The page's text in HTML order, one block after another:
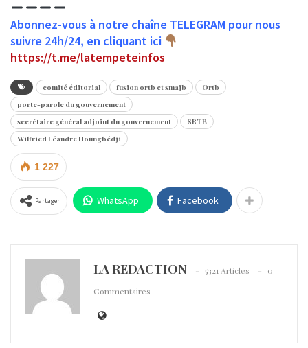
Abonnez-vous à notre chaîne TELEGRAM pour nous
suivre 24h/24, en cliquant ici
https://t.me/latempeteinfos
comité éditorial fusion ortb et smajb
Ortb
porte-parole du gouvernement
secrétaire général adjoint du gouvernement
SRTB
Wilfried Léandre Houngbédji
1 227
Partager WhatsApp Facebook
LA REDACTION 5321 Articles
0
Commentaires